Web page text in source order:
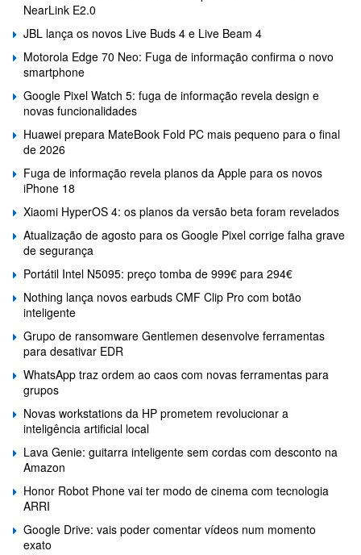
NearLink E2.0
JBL lança os novos Live Buds 4 e Live Beam 4
Motorola Edge 70 Neo: Fuga de informação confirma o novo
smartphone
Google Pixel Watch 5: fuga de informação revela design e
novas funcionalidades
Huawei prepara MateBook Fold PC mais pequeno para o final
de 2026
Fuga de informação revela planos da Apple para os novos
iPhone 18
Xiaomi HyperOS 4: os planos da versão beta foram revelados
Atualização de agosto para os Google Pixel corrige falha grave
de segurança
Portátil Intel N5095: preço tomba de 999€ para 294€
Nothing lança novos earbuds CMF Clip Pro com botão
inteligente
Grupo de ransomware Gentlemen desenvolve ferramentas
para desativar EDR
WhatsApp traz ordem ao caos com novas ferramentas para
grupos
Novas workstations da HP prometem revolucionar a
inteligência artificial local
Lava Genie: guitarra inteligente sem cordas com desconto na
Amazon
Honor Robot Phone vai ter modo de cinema com tecnologia
ARRI
Google Drive: vais poder comentar vídeos num momento
exato